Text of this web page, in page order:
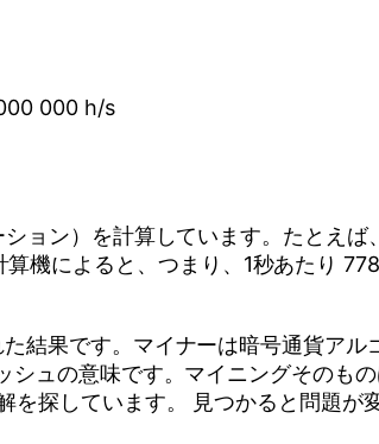
000 h/s
ョン）を計算しています。たとえ
算機によると、つまり、1秒あたり
結果です。マイナーは暗号通貨アル
ュの意味です。マイニングそのも
探しています。 見つかると問題が